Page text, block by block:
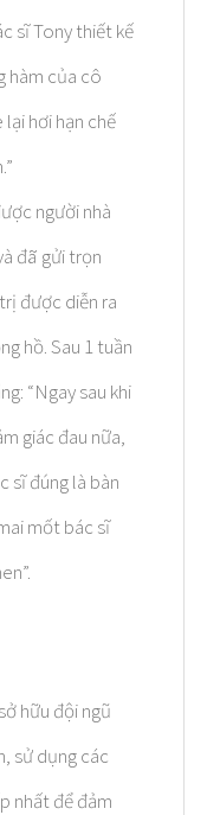
sĩ Tony thiết kế
hàm của cô
hơi hạn chế
người nhà
đã gửi trọn
được diễn ra
hồ. Sau 1 tuần
“Ngay sau khi
giác đau nữa,
sĩ đúng là bàn
mốt bác sĩ
hữu đội ngũ
sử dụng các
nhất để đảm